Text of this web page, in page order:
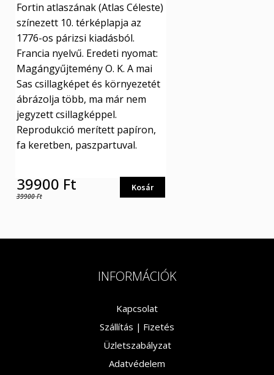
Fortin atlaszának (Atlas Céleste)
színezett 10. térképlapja az
1776-os párizsi kiadásból.
Francia nyelvű. Eredeti nyomat:
Magángyűjtemény O. K. A mai
Sas csillagképet és környezetét
ábrázolja több, ma már nem
jegyzett csillagképpel.
Reprodukció merített papíron,
fa keretben, paszpartuval.
39900 Ft
39900Ft
Kosár
INFORMÁCIÓK
Kapcsolat
Szállítás | Fizetés
Üzletszabályzat
Adatvédelem